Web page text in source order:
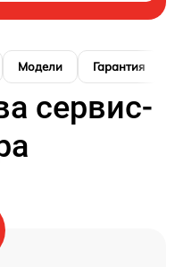
Модели Гарантия
сервис-